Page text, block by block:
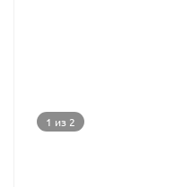
1 из 2